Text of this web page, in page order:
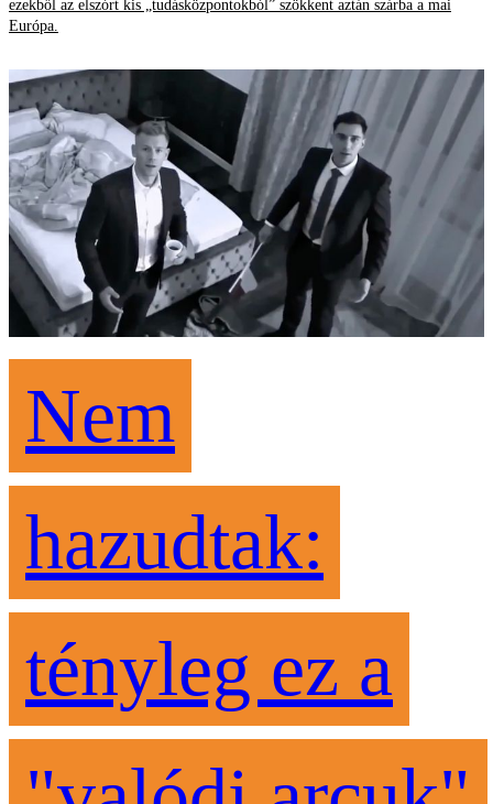
ezekből az elszórt kis „tudásközpontokból” szökkent aztán szárba a mai
Európa.
Nem
hazudtak:
tényleg ez a